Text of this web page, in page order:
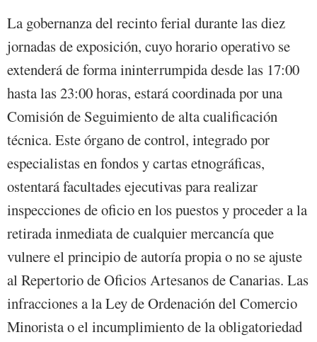
La gobernanza del recinto ferial durante las diez
jornadas de exposición, cuyo horario operativo se
extenderá de forma ininterrumpida desde las 17:00
hasta las 23:00 horas, estará coordinada por una
Comisión de Seguimiento de alta cualificación
técnica. Este órgano de control, integrado por
especialistas en fondos y cartas etnográficas,
ostentará facultades ejecutivas para realizar
inspecciones de oficio en los puestos y proceder a la
retirada inmediata de cualquier mercancía que
vulnere el principio de autoría propia o no se ajuste
al Repertorio de Oficios Artesanos de Canarias. Las
infracciones a la Ley de Ordenación del Comercio
Minorista o el incumplimiento de la obligatoriedad